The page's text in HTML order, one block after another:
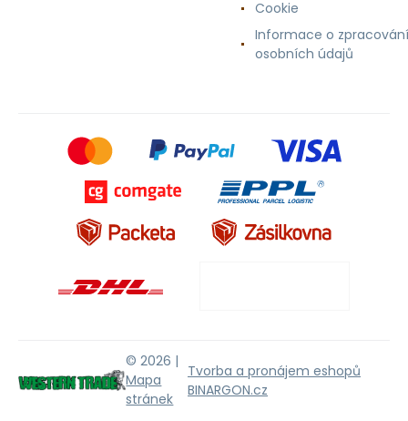
Cookie
Informace o zpracování
osobních údajů
© 2026 |
Mapa
stránek
Tvorba a pronájem eshopů
BINARGON.cz